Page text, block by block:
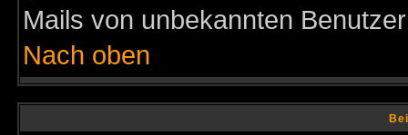
Mails von unbekannten
Nach oben